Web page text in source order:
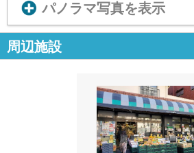
パノラマ写真を表示
周辺施設